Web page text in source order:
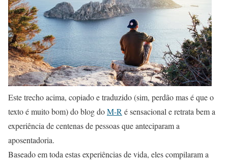
Este trecho acima, copiado e traduzido (sim, perdão mas é que o
texto é muito bom) do blog doM-R é sensacional e retrata bem a
experiência de centenas de pessoas que anteciparam a
aposentadoria.
Baseado em toda estas experiências de vida, eles compilaram a